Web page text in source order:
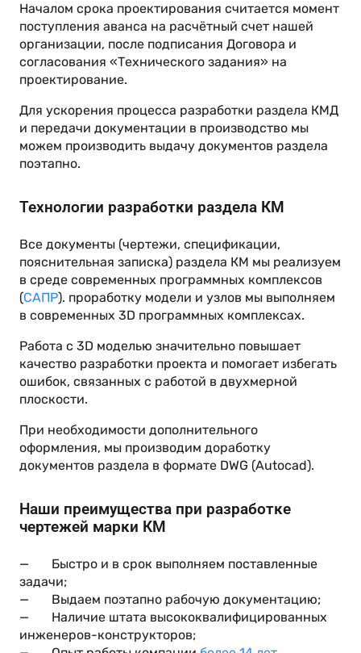
Началом срока проектирования считается момент
поступления аванса на расчётный счет нашей
организации, после подписания Договора и
согласования «Технического задания» на
проектирование.
Для ускорения процесса разработки раздела КМД
и передачи документации в производство мы
можем производить выдачу документов раздела
поэтапно.
Технологии разработки раздела КМ
Все документы (чертежи, спецификации,
пояснительная записка) раздела КМ мы реализуем
в среде современных программных комплексов
(САПР). проработку модели и узлов мы выполняем
в современных 3D программных комплексах.
Работа с 3D моделью значительно повышает
качество разработки проекта и помогает избегать
ошибок, связанных с работой в двухмерной
плоскости.
При необходимости дополнительного
оформления, мы производим доработку
документов раздела в формате DWG (Autocad).
Наши преимущества при разработке
чертежей марки КМ
— Быстро и в срок выполняем поставленные
задачи;
— Выдаем поэтапно рабочую документацию;
— Наличие штата высококвалифицированных
инженеров-конструкторов;